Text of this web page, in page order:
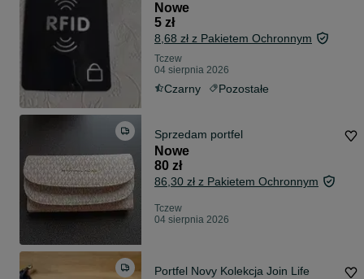
Nowe
5 zł
8,68 zł z Pakietem Ochronnym
Tczew
04 sierpnia 2026
Czarny Pozostałe
Sprzedam portfel
Nowe
80 zł
86,30 zł z Pakietem Ochronnym
Tczew
04 sierpnia 2026
Portfel Novy Kolekcja Join Life